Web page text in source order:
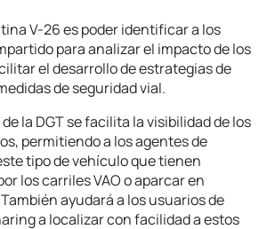
V-26 es poder identificar a los
para analizar el impacto de los
el desarrollo de estrategias de
de seguridad vial.
la DGT se facilita la visibilidad de los
permitiendo a los agentes de
tipo de vehículo que tienen
los carriles VAO o aparcar en
ayudará a los usuarios de
a localizar con facilidad a estos